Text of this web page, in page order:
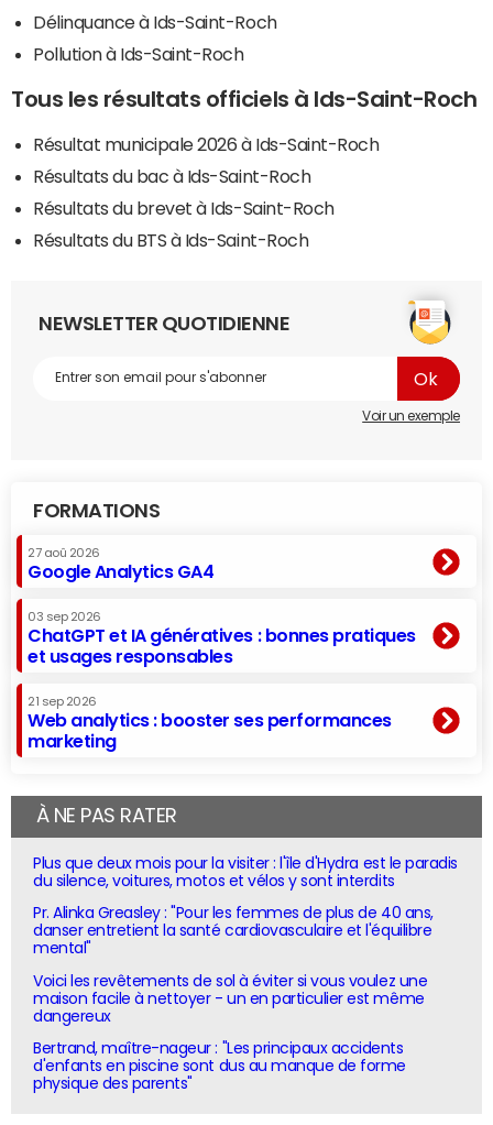
Délinquance à Ids-Saint-Roch
Pollution à Ids-Saint-Roch
Tous les résultats officiels à Ids-Saint-Roch
Résultat municipale 2026 à Ids-Saint-Roch
Résultats du bac à Ids-Saint-Roch
Résultats du brevet à Ids-Saint-Roch
Résultats du BTS à Ids-Saint-Roch
NEWSLETTER QUOTIDIENNE
Voir un exemple
FORMATIONS
27 aoû 2026
Google Analytics GA4
03 sep 2026
ChatGPT et IA génératives : bonnes pratiques
et usages responsables
21 sep 2026
Web analytics : booster ses performances
marketing
À NE PAS RATER
Plus que deux mois pour la visiter : l'île d'Hydra est le paradis
du silence, voitures, motos et vélos y sont interdits
Pr. Alinka Greasley : "Pour les femmes de plus de 40 ans,
danser entretient la santé cardiovasculaire et l'équilibre
mental"
Voici les revêtements de sol à éviter si vous voulez une
maison facile à nettoyer - un en particulier est même
dangereux
Bertrand, maître-nageur : "Les principaux accidents
d'enfants en piscine sont dus au manque de forme
physique des parents"